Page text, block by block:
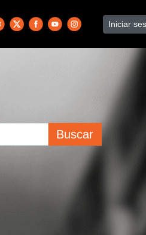
Iniciar
Buscar